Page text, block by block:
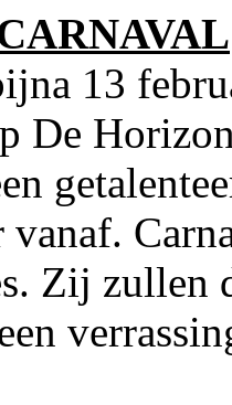
13
De
vanaf.
Zij zullen